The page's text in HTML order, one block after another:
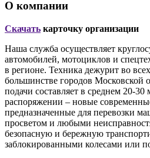
О компании
Скачать карточку организации
Наша служба осуществляет
автомобилей, мотоциклов и
в регионе. Техника дежурит во
большинстве городов Московской
подачи составляет в среднем 20-
распоряжении – новые
предназначенные для перевозки
просветом и любыми
безопасную и бережную
заблокированными колесами или